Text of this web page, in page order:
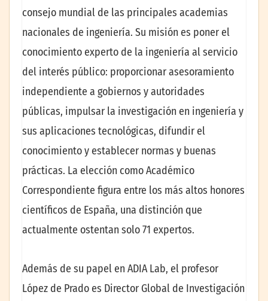
consejo mundial de las principales academias
nacionales de ingeniería. Su misión es poner el
conocimiento experto de la ingeniería al servicio
del interés público: proporcionar asesoramiento
independiente a gobiernos y autoridades
públicas, impulsar la investigación en ingeniería y
sus aplicaciones tecnológicas, difundir el
conocimiento y establecer normas y buenas
prácticas. La elección como Académico
Correspondiente figura entre los más altos honores
científicos de España, una distinción que
actualmente ostentan solo 71 expertos.
Además de su papel en ADIA Lab, el profesor
López de Prado es Director Global de Investigación